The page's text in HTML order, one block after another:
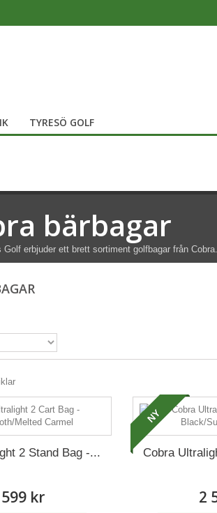
TYRESÖ GOLF
bärbagar
Golf erbjuder ett brett sortiment golfbagar från
2 Stand Bag -...
kr
NY
Cobra
2